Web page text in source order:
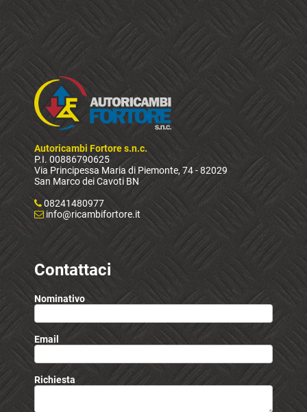
Autoricambi Fortore s.n.c.
P.I. 00886790625
Via Principessa Maria di Piemonte, 74 - 82029
San Marco dei Cavoti BN
08241480977
info@ricambifortore.it
Contattaci
Nominativo
Email
Richiesta